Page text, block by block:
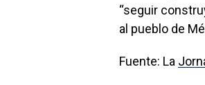
“seguir
al pueblo de
Fuente: La